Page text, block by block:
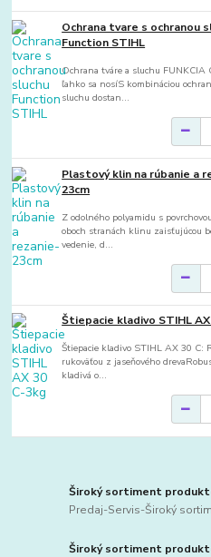
Ochrana tvare s ochranou
Function STIHL
Ochrana tváre a sluchu FUNKCIA
ľahko sa nosíS kombináciou
sluchu dostan...
Plastový klin na rúbanie a
23cm
Z odolného polyamidu s
oboch stranách klinu zaisťujúcou
vedenie, d...
Štiepacie kladivo STIHL
Štiepacie kladivo STIHL AX 30 C:
rukoväťou z jaseňového
kladivá o...
Široký sortiment
Predaj-Servis-Široký
Široký sortiment